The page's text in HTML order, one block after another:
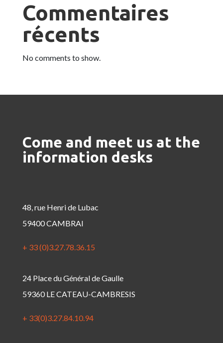
Commentaires
récents
No comments to show.
Come and meet us at the
information desks
48, rue Henri de Lubac
59400 CAMBRAI
+ 33 (0)3.27.78.36.15
24 Place du Général de Gaulle
59360 LE CATEAU-CAMBRESIS
+ 33(0)3.27.84.10.94